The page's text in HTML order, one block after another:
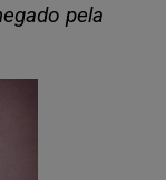
pela